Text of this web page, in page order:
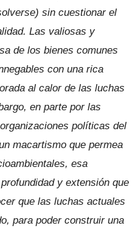
sin cuestionar el
Las valiosas y
de los bienes comunes
con una rica
al calor de las luchas
en parte por las
políticas del
macartismo que permea
esa
y extensión que
que las luchas actuales
para poder construir una